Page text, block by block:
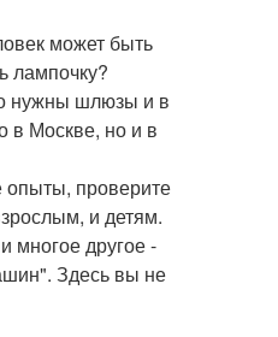
может быть
лампочку?
нужны шлюзы и в
в Москве, но и в
опыты, проверите
и детям.
многое другое -
Здесь вы не